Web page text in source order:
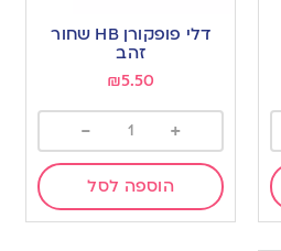
דלי פופקורן HB שחור
זהב
₪5.50
+
-
הוספה לסל